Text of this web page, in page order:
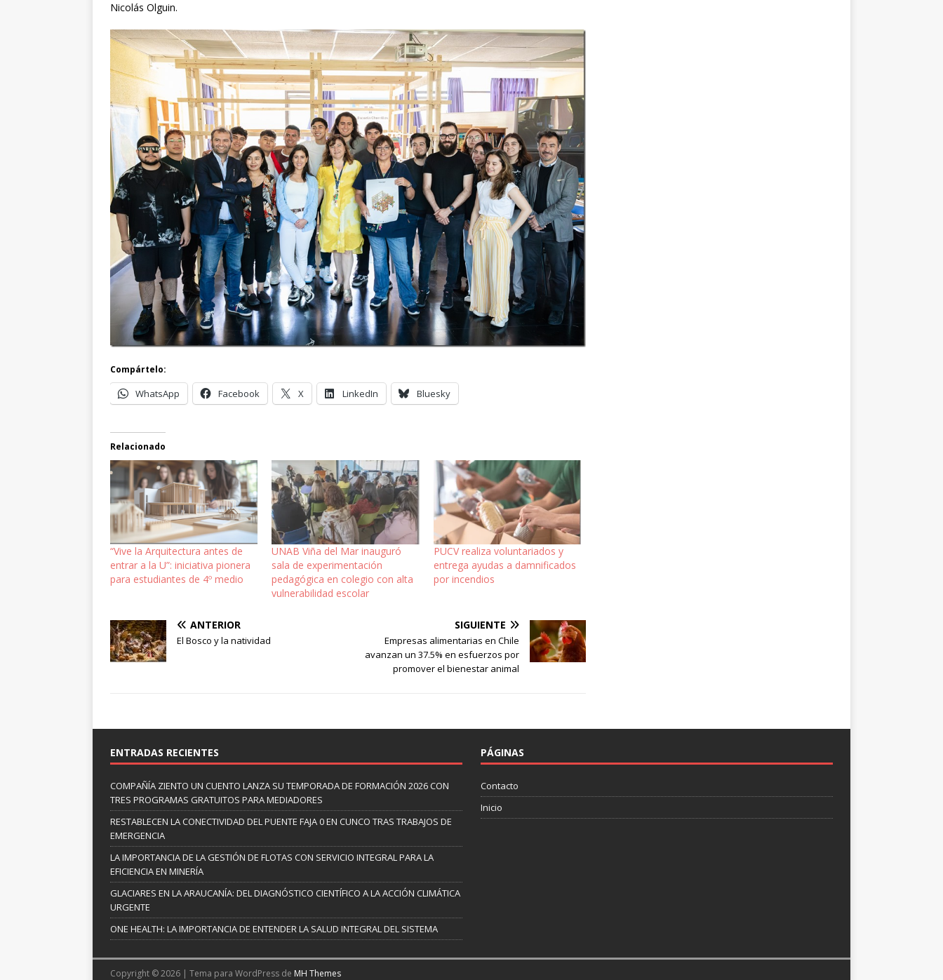
Nicolás Olguin.
Compártelo:
WhatsApp Facebook X LinkedIn Bluesky
Relacionado
“Vive la Arquitectura antes de
entrar a la U”: iniciativa pionera
para estudiantes de 4º medio
UNAB Viña del Mar inauguró
sala de experimentación
pedagógica en colegio con alta
vulnerabilidad escolar
PUCV realiza voluntariados y
entrega ayudas a damnificados
por incendios
ANTERIOR
El Bosco y la natividad
SIGUIENTE
Empresas alimentarias en Chile
avanzan un 37.5% en esfuerzos por
promover el bienestar animal
ENTRADAS RECIENTES
COMPAÑÍA ZIENTO UN CUENTO LANZA SU TEMPORADA DE FORMACIÓN 2026 CON
TRES PROGRAMAS GRATUITOS PARA MEDIADORES
RESTABLECEN LA CONECTIVIDAD DEL PUENTE FAJA 0 EN CUNCO TRAS TRABAJOS DE
EMERGENCIA
LA IMPORTANCIA DE LA GESTIÓN DE FLOTAS CON SERVICIO INTEGRAL PARA LA
EFICIENCIA EN MINERÍA
GLACIARES EN LA ARAUCANÍA: DEL DIAGNÓSTICO CIENTÍFICO A LA ACCIÓN CLIMÁTICA
URGENTE
ONE HEALTH: LA IMPORTANCIA DE ENTENDER LA SALUD INTEGRAL DEL SISTEMA
PÁGINAS
Contacto
Inicio
Copyright © 2026 | Tema para WordPress de MH Themes